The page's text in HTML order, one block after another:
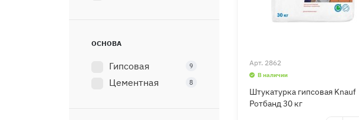
ОСНОВА
Гипсовая 9
Цементная 8
Арт. 2862
В наличии
Штукатурка гипсовая Knauf
Ротбанд 30 кг